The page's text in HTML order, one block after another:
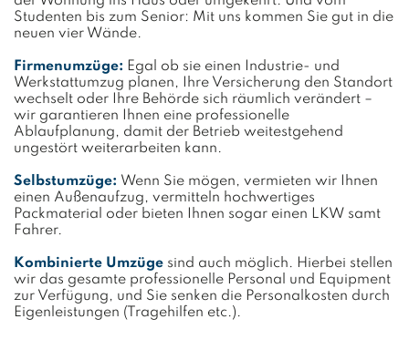
Studenten bis zum Senior: Mit uns kommen Sie gut in die
neuen vier Wände.
Firmenumzüge: Egal ob sie einen Industrie- und
Werkstattumzug planen, Ihre Versicherung den Standort
wechselt oder Ihre Behörde sich räumlich verändert –
wir garantieren Ihnen eine professionelle
Ablaufplanung, damit der Betrieb weitestgehend
ungestört weiterarbeiten kann.
Selbstumzüge: Wenn Sie mögen, vermieten wir Ihnen
einen Außenaufzug, vermitteln hochwertiges
Packmaterial oder bieten Ihnen sogar einen LKW samt
Fahrer.
Kombinierte Umzüge sind auch möglich. Hierbei stellen
wir das gesamte professionelle Personal und Equipment
zur Verfügung, und Sie senken die Personalkosten durch
Eigenleistungen (Tragehilfen etc.).